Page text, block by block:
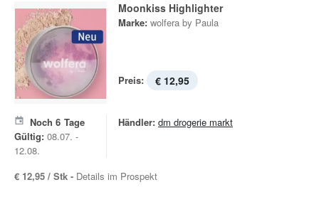
Moonkiss Highlighter
Marke: wolfera by Paula
Preis: € 12,95
Noch 6 Tage
Gültig: 08.07. -
12.08.
Händler: dm drogerie markt
€ 12,95 / Stk - Details im Prospekt